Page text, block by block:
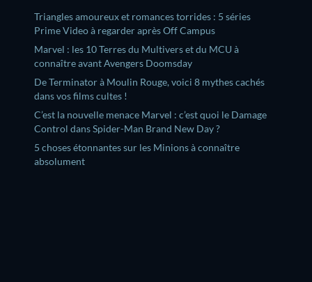
Triangles amoureux et romances torrides : 5 séries
Prime Video à regarder après Off Campus
Marvel : les 10 Terres du Multivers et du MCU à
connaître avant Avengers Doomsday
De Terminator à Moulin Rouge, voici 8 mythes cachés
dans vos films cultes !
C’est la nouvelle menace Marvel : c’est quoi le Damage
Control dans Spider-Man Brand New Day ?
5 choses étonnantes sur les Minions à connaître
absolument